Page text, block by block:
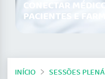
CONECTAR
PACIENTES E
INÍCIO
SESSÕES